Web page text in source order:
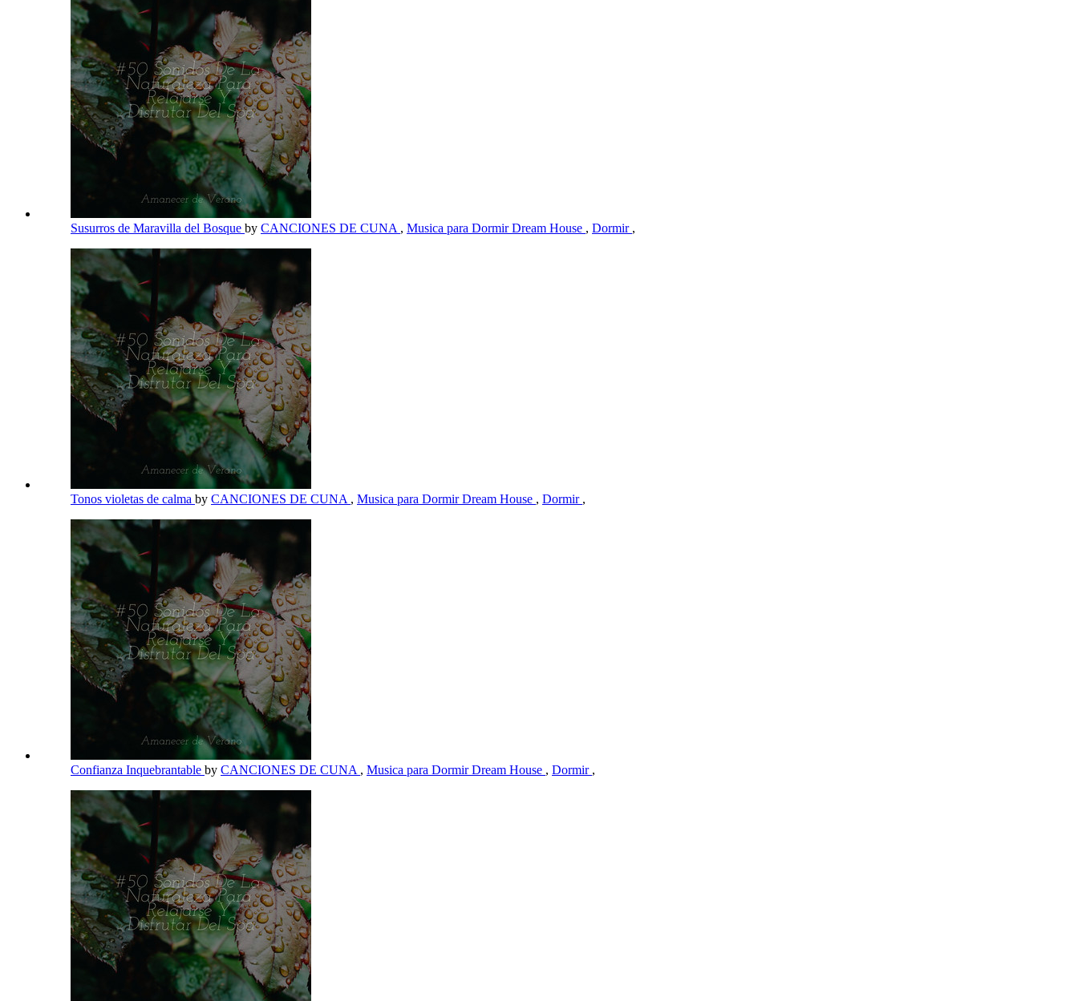
Susurros de Maravilla del Bosque by CANCIONES DE CUNA , Musica para Dormir Dream House , Dormir ,
Tonos violetas de calma by CANCIONES DE CUNA , Musica para Dormir Dream House , Dormir ,
Confianza Inquebrantable by CANCIONES DE CUNA , Musica para Dormir Dream House , Dormir ,